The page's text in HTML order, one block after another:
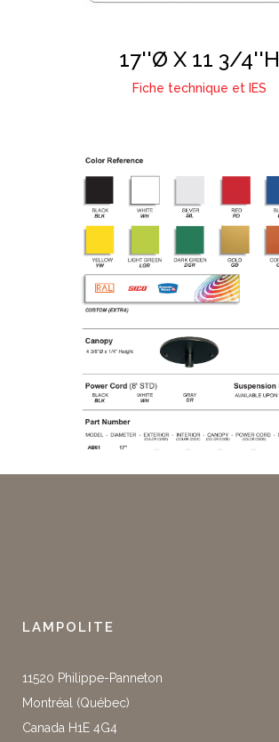
17''Ø X 11 3/4''H
Fiche technique et IES
LAMPOLITE
11520 Philippe-Panneton
Montréal (Québec)
Canada H1E 4G4